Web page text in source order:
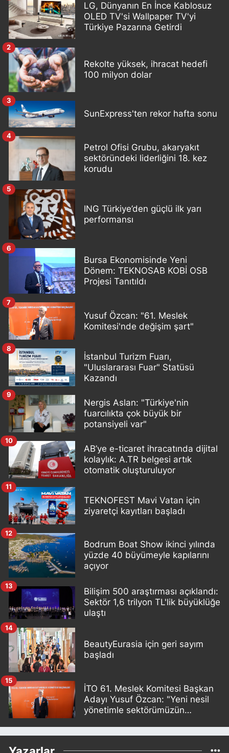
LG, Dünyanın En İnce Kablosuz
OLED TV'si Wallpaper TV'yi
Türkiye Pazarına Getirdi
Rekolte yüksek, ihracat hedefi
100 milyon dolar
2
SunExpress'ten rekor hafta sonu
3
Petrol Ofisi Grubu, akaryakıt
sektöründeki liderliğini 18. kez
korudu
4
ING Türkiye’den güçlü ilk yarı
performansı
5
Bursa Ekonomisinde Yeni
Dönem: TEKNOSAB KOBİ OSB
Projesi Tanıtıldı
6
Yusuf Özcan: "61. Meslek
Komitesi'nde değişim şart"
7
İstanbul Turizm Fuarı,
"Uluslararası Fuar" Statüsü
Kazandı
8
Nergis Aslan: "Türkiye'nin
fuarcılıkta çok büyük bir
potansiyeli var"
9
AB’ye e-ticaret ihracatında dijital
kolaylık: A.TR belgesi artık
otomatik oluşturuluyor
10
TEKNOFEST Mavi Vatan için
ziyaretçi kayıtları başladı
11
Bodrum Boat Show ikinci yılında
yüzde 40 büyümeyle kapılarını
açıyor
12
Bilişim 500 araştırması açıklandı:
Sektör 1,6 trilyon TL'lik büyüklüğe
ulaştı
13
BeautyEurasia için geri sayım
başladı
14
İTO 61. Meslek Komitesi Başkan
Adayı Yusuf Özcan: "Yeni nesil
yönetimle sektörümüzün
15